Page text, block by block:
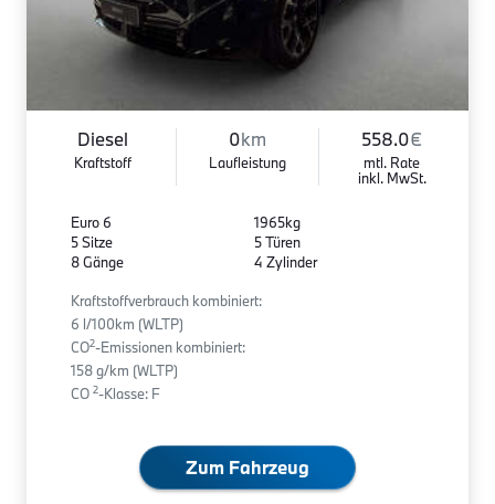
Diesel
Kraftstoff
0km
Laufleistung
558.0€
mtl. Rate
inkl. MwSt.
Euro 6
5 Sitze
8 Gänge
1965kg
5 Türen
4 Zylinder
Kraftstoffverbrauch kombiniert:
6 l/100km (WLTP)
CO2-Emissionen kombiniert:
158 g/km (WLTP)
CO 2-Klasse: F
Zum Fahrzeug